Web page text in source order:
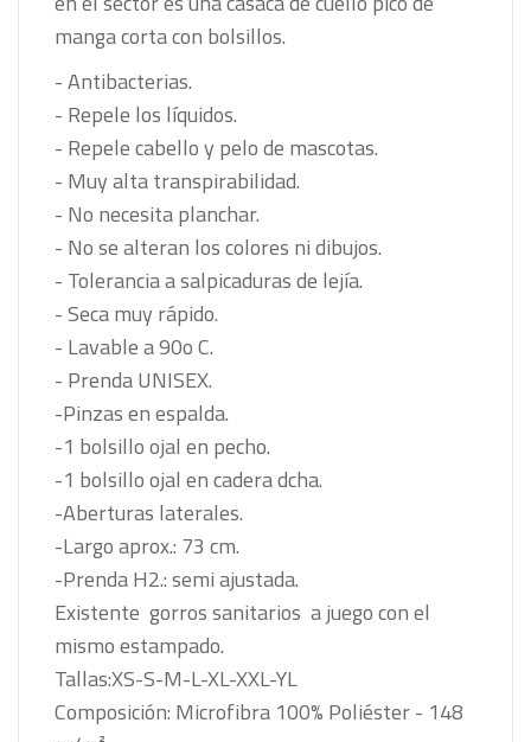
manga corta con bolsillos.
- Antibacterias.
- Repele los líquidos.
- Repele cabello y pelo de mascotas.
- Muy alta transpirabilidad.
- No necesita planchar.
- No se alteran los colores ni dibujos.
- Tolerancia a salpicaduras de lejía.
- Seca muy rápido.
- Lavable a 90o C.
- Prenda UNISEX.
-Pinzas en espalda.
-1 bolsillo ojal en pecho.
-1 bolsillo ojal en cadera dcha.
-Aberturas laterales.
-Largo aprox.: 73 cm.
-Prenda H2.: semi ajustada.
Existente gorros sanitarios a juego con el
mismo estampado.
Tallas:XS-S-M-L-XL-XXL-YL
Composición: Microfibra 100% Poliéster - 148